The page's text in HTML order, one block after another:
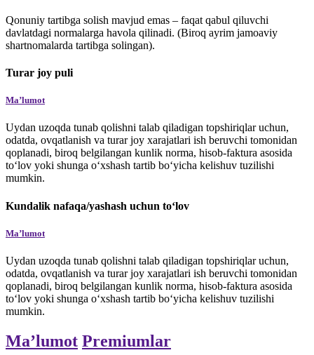
Qonuniy tartibga solish mavjud emas – faqat qabul qiluvchi
davlatdagi normalarga havola qilinadi. (Biroq ayrim jamoaviy
shartnomalarda tartibga solingan).
Turar joy puli
Maʼlumot
Uydan uzoqda tunab qolishni talab qiladigan topshiriqlar uchun,
odatda, ovqatlanish va turar joy xarajatlari ish beruvchi tomonidan
qoplanadi, biroq belgilangan kunlik norma, hisob-faktura asosida
to‘lov yoki shunga o‘xshash tartib bo‘yicha kelishuv tuzilishi
mumkin.
Kundalik nafaqa/yashash uchun toʻlov
Maʼlumot
Uydan uzoqda tunab qolishni talab qiladigan topshiriqlar uchun,
odatda, ovqatlanish va turar joy xarajatlari ish beruvchi tomonidan
qoplanadi, biroq belgilangan kunlik norma, hisob-faktura asosida
to‘lov yoki shunga o‘xshash tartib bo‘yicha kelishuv tuzilishi
mumkin.
Maʼlumot Premiumlar